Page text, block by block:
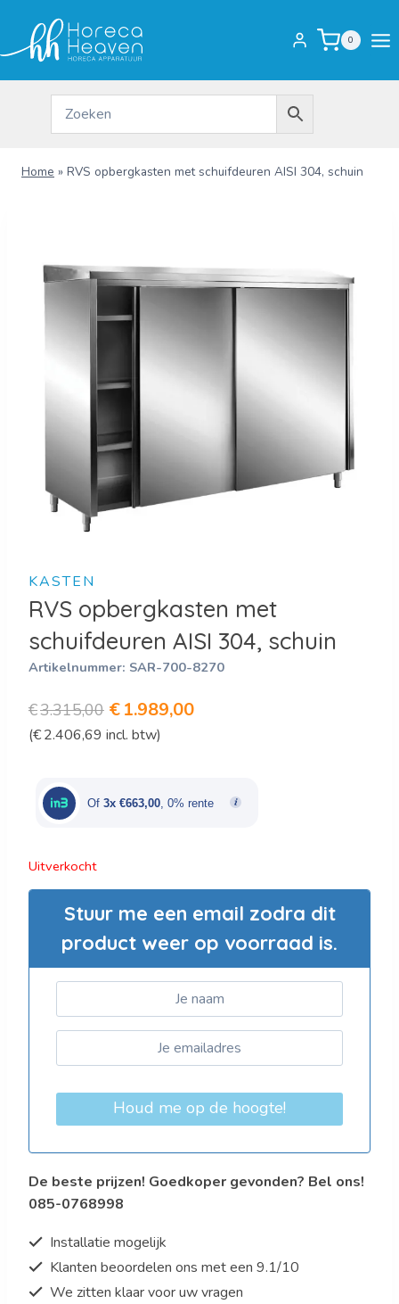
inhoud
0
Home » RVS opbergkasten met schuifdeuren AISI 304, schuin
KASTEN
RVS opbergkasten met
schuifdeuren AISI 304, schuin
Artikelnummer: SAR-700-8270
€3.315,00 Oorspronkelijke
prijs
€3.315,00.
€1.989,00Huidige
€1.989,00.
(€2.406,69 incl. btw)
Of 3x €663,00 , 0% rente
Uitverkocht
Stuur me een email zodra dit
product weer op voorraad is.
Houd me op de hoogte!
De beste prijzen! Goedkoper gevonden? Bel ons!
085-0768998
Installatie mogelijk
Klanten beoordelen ons met een 9.1/10
We zitten klaar voor uw vragen